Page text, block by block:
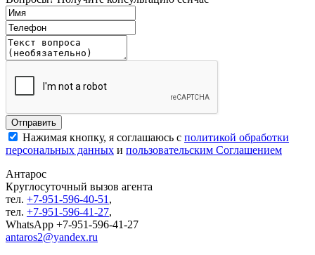
Нажимая кнопку, я соглашаюсь с политикой обработки
персональных данных и пользовательским Соглашением
Антарос
Круглосуточный вызов агента
тел. +7-951-596-40-51 ,
тел. +7-951-596-41-27,
WhatsApp +7-951-596-41-27
antaros2@yandex.ru